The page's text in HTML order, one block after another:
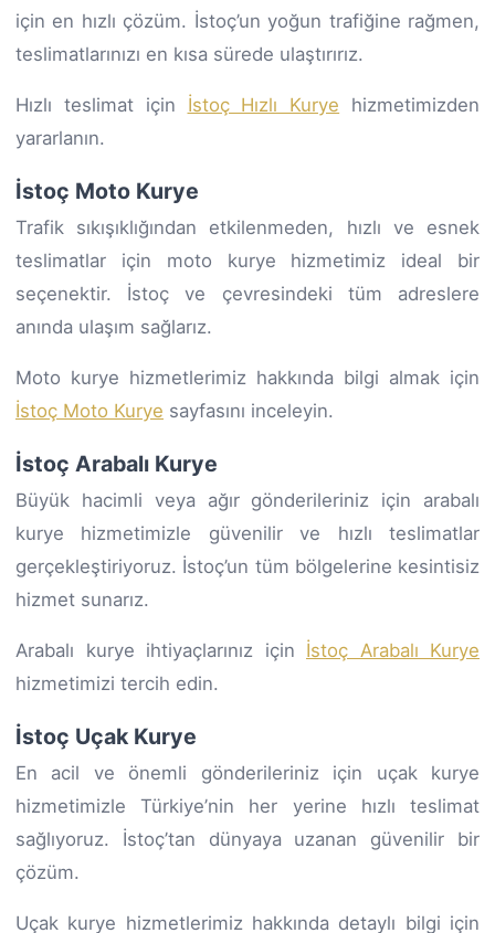
için en hızlı çözüm. İstoç’un yoğun trafiğine rağmen,
teslimatlarınızı en kısa sürede ulaştırırız.
Hızlı teslimat için İstoç Hızlı Kurye hizmetimizden
yararlanın.
İstoç Moto Kurye
Trafik sıkışıklığından etkilenmeden, hızlı ve esnek
teslimatlar için moto kurye hizmetimiz ideal bir
seçenektir. İstoç ve çevresindeki tüm adreslere
anında ulaşım sağlarız.
Moto kurye hizmetlerimiz hakkında bilgi almak için
İstoç Moto Kurye sayfasını inceleyin.
İstoç Arabalı Kurye
Büyük hacimli veya ağır gönderileriniz için arabalı
kurye hizmetimizle güvenilir ve hızlı teslimatlar
gerçekleştiriyoruz. İstoç’un tüm bölgelerine kesintisiz
hizmet sunarız.
Arabalı kurye ihtiyaçlarınız için İstoç Arabalı Kurye
hizmetimizi tercih edin.
İstoç Uçak Kurye
En acil ve önemli gönderileriniz için uçak kurye
hizmetimizle Türkiye’nin her yerine hızlı teslimat
sağlıyoruz. İstoç’tan dünyaya uzanan güvenilir bir
çözüm.
Uçak kurye hizmetlerimiz hakkında detaylı bilgi için